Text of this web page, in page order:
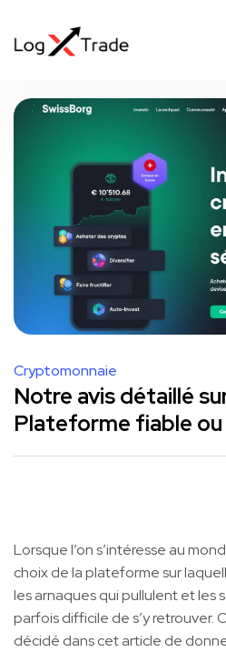
Cryptomonnaie
Notre avis détaillé
Plateforme fiable ou
Lorsque l’on s’intéresse au
choix de la plateforme sur
les arnaques qui pullulent et les
parfois difficile de s’y retrouver.
décidé dans cet article de